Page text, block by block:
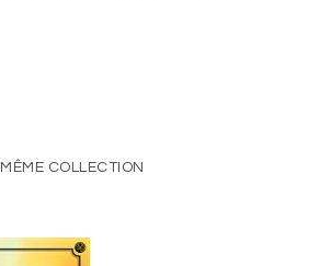
MÊME COLLECTION